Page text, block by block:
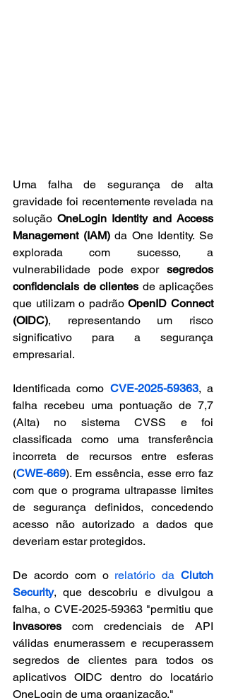
Uma falha de segurança de alta
gravidade foi recentemente revelada na
solução OneLogin Identity and Access
Management (IAM) da One Identity. Se
explorada com sucesso, a
vulnerabilidade pode expor segredos
confidenciais de clientes de aplicações
que utilizam o padrão OpenID Connect
(OIDC), representando um risco
significativo para a segurança
empresarial.
Identificada como CVE-2025-59363, a
falha recebeu uma pontuação de 7,7
(Alta) no sistema CVSS e foi
classificada como uma transferência
incorreta de recursos entre esferas
(CWE-669). Em essência, esse erro faz
com que o programa ultrapasse limites
de segurança definidos, concedendo
acesso não autorizado a dados que
deveriam estar protegidos.
De acordo com o relatório da Clutch
Security, que descobriu e divulgou a
invasores com credenciais de API
válidas enumerassem e recuperassem
segredos de clientes para todos os
aplicativos OIDC dentro do locatário
OneLogin de uma organização."